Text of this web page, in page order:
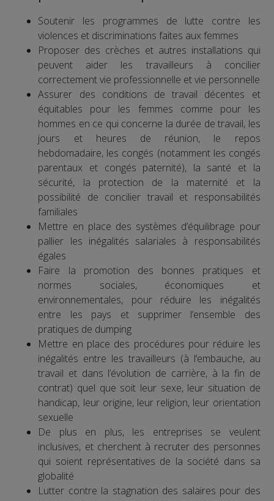
Soutenir les programmes de lutte contre les
violences et discriminations faites aux femmes
Proposer des crèches et autres installations qui
peuvent aider les travailleurs à concilier
correctement vie professionnelle et vie personnelle
Assurer des conditions de travail décentes et
équitables pour les femmes comme pour les
hommes en ce qui concerne la durée de travail, les
jours et heures de réunion, le repos
hebdomadaire, les congés (notamment les congés
parentaux et congés paternité), la santé et la
sécurité, la protection de la maternité et la
possibilité de concilier travail et responsabilités
familiales
Mettre en place des systèmes d’équilibrage pour
pallier les inégalités salariales à responsabilités
égales
Faire la promotion des bonnes pratiques et
normes sociales, économiques et
environnementales, pour réduire les inégalités
entre les pays et supprimer l’ensemble des
pratiques de dumping
Mettre en place des procédures pour réduire les
inégalités entre les travailleurs (à l’embauche, au
travail et dans l’évolution de carrière, à la fin de
contrat) quel que soit leur sexe, leur situation de
handicap, leur origine, leur religion, leur orientation
sexuelle
De plus en plus, les entreprises se veulent
inclusives, et cherchent à recruter des personnes
qui soient représentatives de la société dans sa
globalité
Lutter contre la stagnation des salaires pour des